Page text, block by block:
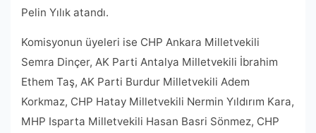
Pelin Yılık atandı.
Komisyonun üyeleri ise CHP Ankara Milletvekili
Semra Dinçer, AK Parti Antalya Milletvekili İbrahim
Ethem Taş, AK Parti Burdur Milletvekili Adem
Korkmaz, CHP Hatay Milletvekili Nermin Yıldırım Kara,
MHP Isparta Milletvekili Hasan Basri Sönmez, CHP